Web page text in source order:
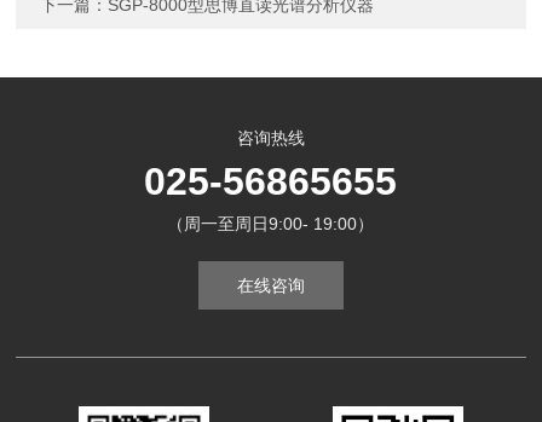
下一篇： SGP-8000型思博直读光谱分析仪器
咨询热线
025-56865655
（周一至周日9:00- 19:00）
在线咨询